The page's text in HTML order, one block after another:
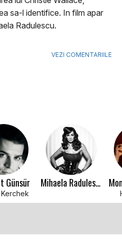
sa-l identifice. In film apar
Radulescu.
VEZI COMENTARIILE
Günsür Mihaela Radulescu